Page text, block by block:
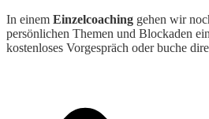
In einem Einzelcoaching gehen wir
persönlichen Themen und Blockaden
kostenloses Vorgespräch oder buche